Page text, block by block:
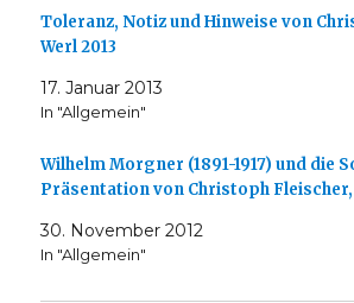
Toleranz, Notiz und Hinweise von
Werl 2013
17. Januar 2013
In "Allgemein"
Wilhelm Morgner (1891-1917) und die
Präsentation von Christoph Fleischer,
30. November 2012
In "Allgemein"